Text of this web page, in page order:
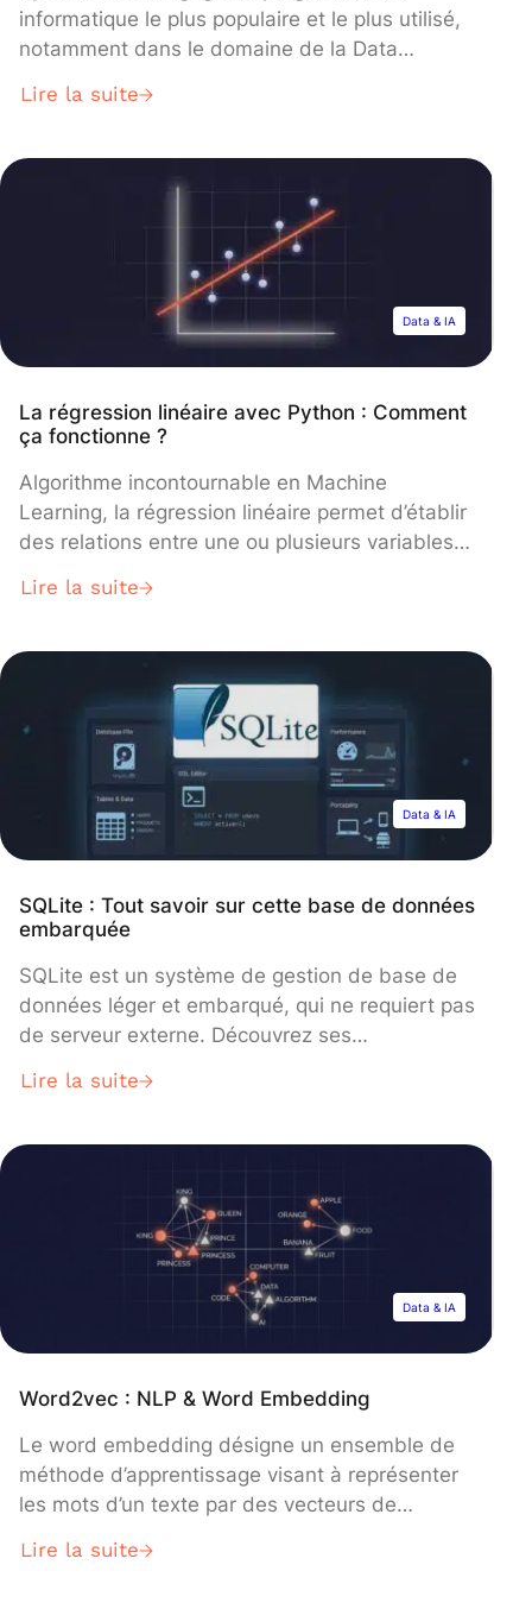
informatique le plus populaire et le plus utilisé,
notamment dans le domaine de la Data
Python est un langage multiplateforme qui
tels que Windows, macOS et Linux, ce qui en
fait un choix idéal pour les développeurs […]
Lire la suite
Data & IA
La régression linéaire avec Python : Comment
ça fonctionne ?
Algorithme incontournable en Machine
Learning, la régression linéaire permet d’établir
des relations entre une ou plusieurs variables.
simplicité, les data scientists peuvent se
notamment Python. Alors comment utiliser la
régression linéaire avec Python ? DataScientest
répond à la question. Qu’est-ce […]
Lire la suite
Data & IA
SQLite : Tout savoir sur cette base de données
embarquée
SQLite est un système de gestion de base de
données léger et embarqué, qui ne requiert pas
de serveur externe. Découvrez ses
applications et son intérêt en Data Science !
sont des outils incontournables, tout
particulièrement pour les professionnels de la
Data Science. […]
Lire la suite
Data & IA
Word2vec : NLP & Word Embedding
Le word embedding désigne un ensemble de
méthode d’apprentissage visant à représenter
les mots d’un texte par des vecteurs de
présenter le 3ème volet de notre dossier NLP.
Lire la suite